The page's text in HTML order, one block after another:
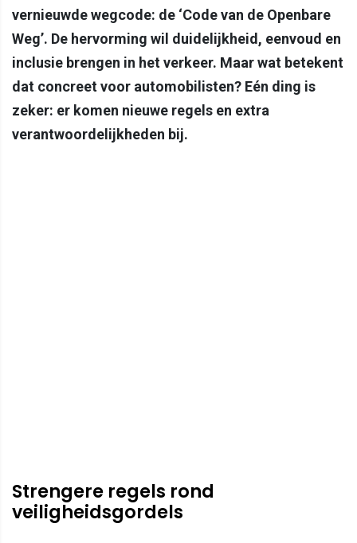
vernieuwde wegcode: de ‘Code van de Openbare
Weg’. De hervorming wil duidelijkheid, eenvoud en
inclusie brengen in het verkeer. Maar wat betekent
dat concreet voor automobilisten? Eén ding is
zeker: er komen nieuwe regels en extra
verantwoordelijkheden bij.
Strengere regels rond
veiligheidsgordels